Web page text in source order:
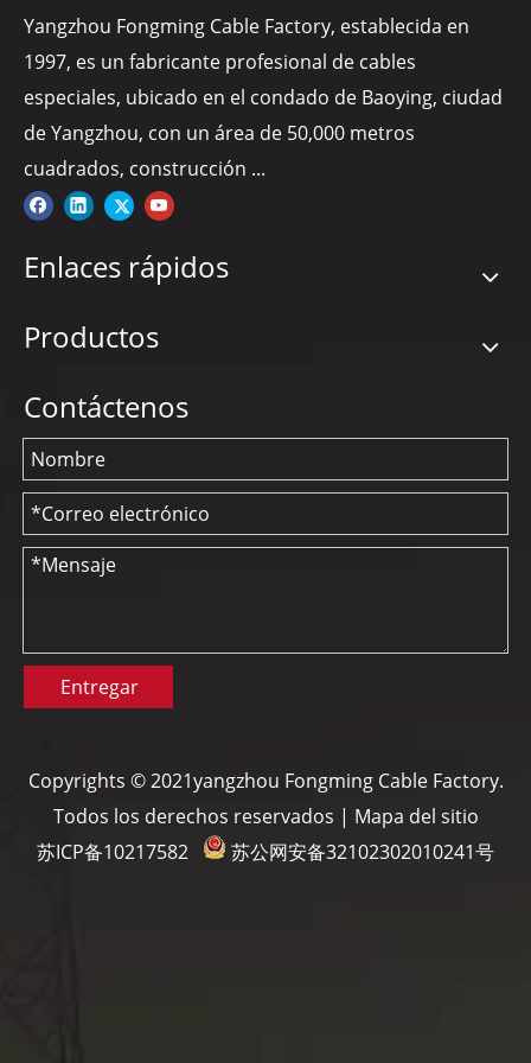
Cable de silicona flexible
Alambre de fibra de vidrio de silicona
Alambre de fibra de vidrio de silicona 200C
Alambre de fibra de vidrio de silicona de 600 V
Cable de fibra de vidrio de silicona
Alambre de silicona 200C
Alambre de silicona flexible
Yangzhou Fongming Cable Factory, establecida en
1997, es un fabricante profesional de cables
especiales, ubicado en el condado de Baoying, ciudad
de Yangzhou, con un área de 50,000 metros
cuadrados, construcción ...
Enlaces rápidos
Productos
Contáctenos
Entregar
Copyrights © 2021yangzhou Fongming Cable Factory.
Todos los derechos reservados | Mapa del sitio
苏ICP备10217582
苏公网安备32102302010241号